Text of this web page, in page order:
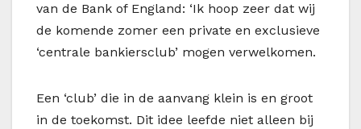
van de Bank of England: ‘Ik hoop zeer dat wij
de komende zomer een private en exclusieve
‘centrale bankiersclub’ mogen verwelkomen.
Een ‘club’ die in de aanvang klein is en groot
in de toekomst. Dit idee leefde niet alleen bij